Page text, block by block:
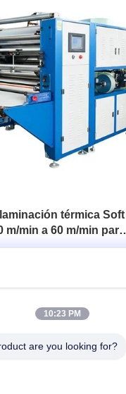
térmica Soft
m/min a 60 m/min para
el mejor precio
10:23 PM
are you looking for?